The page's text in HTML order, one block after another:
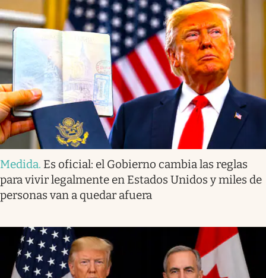
Medida. Es oficial: el Gobierno cambia las reglas
para vivir legalmente en Estados Unidos y miles de
personas van a quedar afuera